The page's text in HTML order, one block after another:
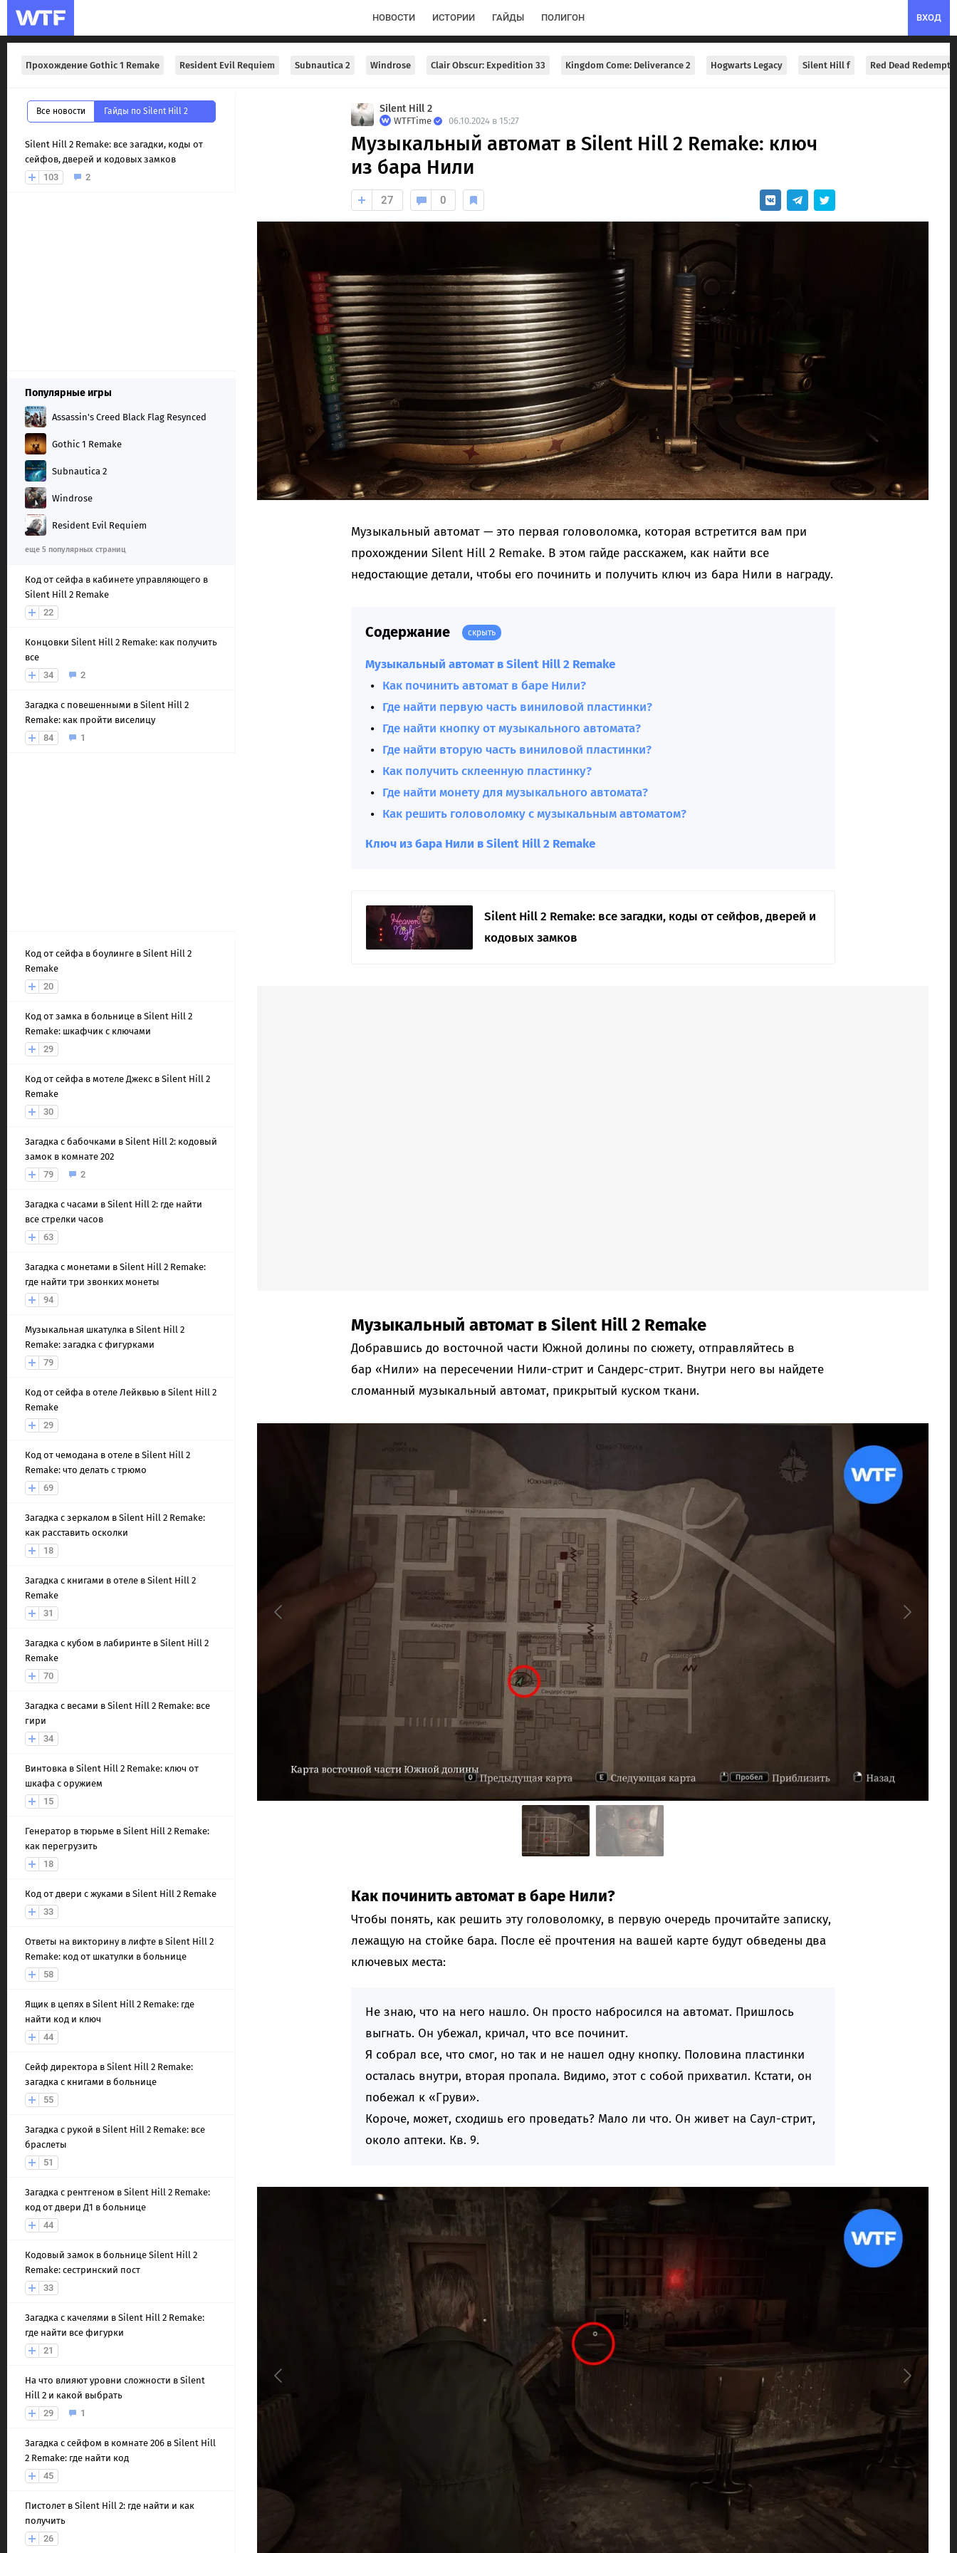
ВХОД
НОВОСТИ ИСТОРИИ ГАЙДЫ ПОЛИГОН
Прохождение Gothic 1 Remake Resident Evil Requiem Subnautica 2 Windrose Clair Obscur: Expedition 33 Kingdom Come: Deliverance 2 Hogwarts Legacy Silent Hill f Red Dead
Все новости Гайды по Silent Hill 2
Silent Hill 2 Remake: все загадки, коды от
сейфов, дверей и кодовых замков
103
2
Популярные игры
Assassin's Creed Black Flag Resynced
Gothic 1 Remake
Subnautica 2
Windrose
Resident Evil Requiem
еще 5 популярных страниц
Код от сейфа в кабинете управляющего в
Silent Hill 2 Remake
22
Концовки Silent Hill 2 Remake: как получить
все
34
2
Загадка с повешенными в Silent Hill 2
Remake: как пройти виселицу
84
1
Код от сейфа в боулинге в Silent Hill 2
Remake
20
Код от замка в больнице в Silent Hill 2
Remake: шкафчик с ключами
29
Код от сейфа в мотеле Джекс в Silent Hill 2
Remake
30
Загадка с бабочками в Silent Hill 2: кодовый
замок в комнате 202
79
2
Загадка с часами в Silent Hill 2: где найти
все стрелки часов
63
Загадка с монетами в Silent Hill 2 Remake:
где найти три звонких монеты
94
Музыкальная шкатулка в Silent Hill 2
Remake: загадка с фигурками
79
Код от сейфа в отеле Лейквью в Silent Hill 2
Remake
29
Код от чемодана в отеле в Silent Hill 2
Remake: что делать с трюмо
69
Загадка с зеркалом в Silent Hill 2 Remake:
как расставить осколки
18
Загадка с книгами в отеле в Silent Hill 2
Remake
31
Загадка с кубом в лабиринте в Silent Hill 2
Remake
70
Загадка с весами в Silent Hill 2 Remake: все
гири
34
Винтовка в Silent Hill 2 Remake: ключ от
шкафа с оружием
15
Генератор в тюрьме в Silent Hill 2 Remake:
как перегрузить
18
Код от двери с жуками в Silent Hill 2 Remake
33
Ответы на викторину в лифте в Silent Hill 2
Remake: код от шкатулки в больнице
58
Ящик в цепях в Silent Hill 2 Remake: где
найти код и ключ
44
Сейф директора в Silent Hill 2 Remake:
загадка с книгами в больнице
55
Загадка с рукой в Silent Hill 2 Remake: все
браслеты
51
Загадка с рентгеном в Silent Hill 2 Remake:
код от двери Д1 в больнице
44
Кодовый замок в больнице Silent Hill 2
Remake: сестринский пост
33
Загадка с качелями в Silent Hill 2 Remake:
где найти все фигурки
21
На что влияют уровни сложности в Silent
Hill 2 и какой выбрать
29
1
Загадка с сейфом в комнате 206 в Silent Hill
2 Remake: где найти код
45
Пистолет в Silent Hill 2: где найти и как
получить
26
Silent Hill 2
WTFTime 06.10.2024 в 15:27
Музыкальный автомат в Silent Hill 2 Remake: ключ
из бара Нили
27 0
Музыкальный автомат — это первая головоломка, которая встретится вам при
прохождении Silent Hill 2 Remake. В этом гайде расскажем, как найти все
недостающие детали, чтобы его починить и получить ключ из бара Нили в награду.
Содержание скрыть
Музыкальный автомат в Silent Hill 2 Remake
Как починить автомат в баре Нили?
Где найти первую часть виниловой пластинки?
Где найти кнопку от музыкального автомата?
Где найти вторую часть виниловой пластинки?
Как получить склеенную пластинку?
Где найти монету для музыкального автомата?
Как решить головоломку с музыкальным автоматом?
Ключ из бара Нили в Silent Hill 2 Remake
Silent Hill 2 Remake: все загадки, коды от сейфов, дверей и
кодовых замков
Музыкальный автомат в Silent Hill 2 Remake
Добравшись до восточной части Южной долины по сюжету, отправляйтесь в
бар «Нили» на пересечении Нили-стрит и Сандерс-стрит. Внутри него вы найдете
сломанный музыкальный автомат, прикрытый куском ткани.
Как починить автомат в баре Нили?
Чтобы понять, как решить эту головоломку, в первую очередь прочитайте записку,
лежащую на стойке бара. После её прочтения на вашей карте будут обведены два
ключевых места:
Не знаю, что на него нашло. Он просто набросился на автомат. Пришлось
выгнать. Он убежал, кричал, что все починит.
Я собрал все, что смог, но так и не нашел одну кнопку. Половина пластинки
осталась внутри, вторая пропала. Видимо, этот с собой прихватил. Кстати, он
побежал к «Груви».
Короче, может, сходишь его проведать? Мало ли что. Он живет на Саул-стрит,
около аптеки. Кв. 9.